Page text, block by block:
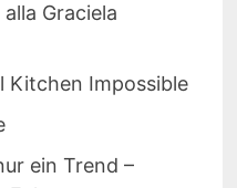
Graciela
Kitchen Impossible
ein Trend –